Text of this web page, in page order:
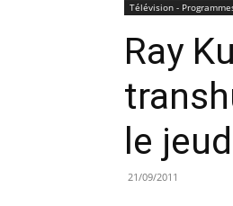
Télévision -
Ray
le
21/09/2011